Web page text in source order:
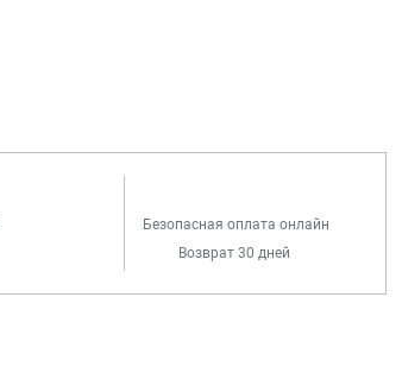
Безопасная оплата онлайн
Возврат 30 дней